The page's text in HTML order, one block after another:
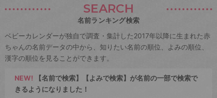
SEARCH
名前ランキング検索
ベビーカレンダーが独自で調査・集計した2017年以降に生まれた赤
ちゃんの名前データの中から、知りたい名前の順位、よみの順位、
漢字の順位を見ることができます。
NEW! 【名前で検索】【よみで検索】が名前の一部で検索で
きるようになりました！